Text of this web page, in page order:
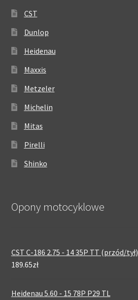
CST
Dunlop
Heidenau
Maxxis
Metzeler
Michelin
Mitas
Pirelli
Shinko
Opony motocyklowe
CST C-186 2.75 - 14 35P TT (przód/tył)
189.65zł
Heidenau 5.60 - 15 78P P29 TL